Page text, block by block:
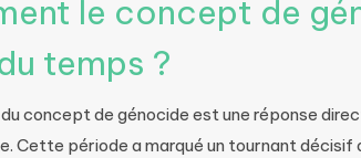
le concept de
temps ?
concept de génocide est une réponse
Cette période a marqué un tournant